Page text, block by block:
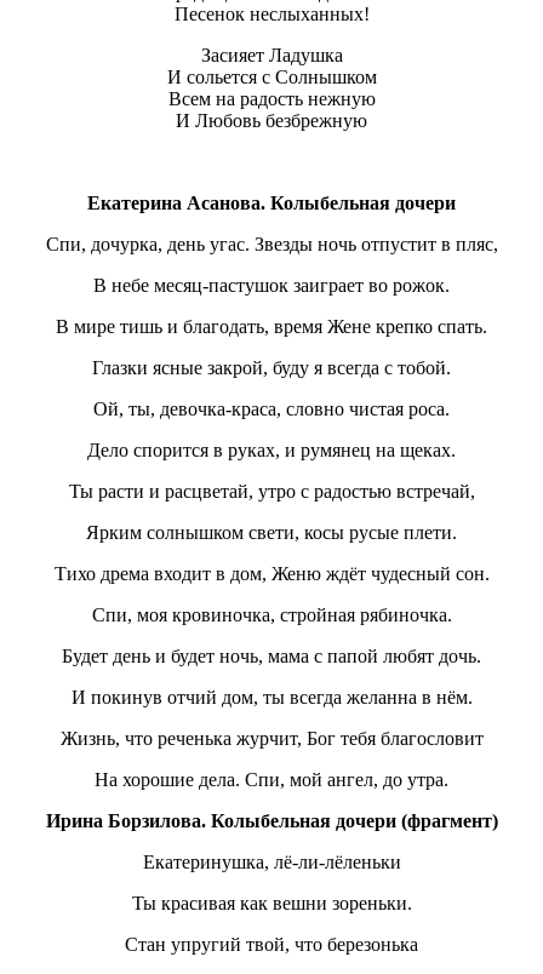
Песенок неслыханных!
Засияет Ладушка
И сольется с Солнышком
Всем на радость нежную
И Любовь безбрежную
Екатерина Асанова. Колыбельная дочери
Спи, дочурка, день угас. Звезды ночь отпустит в пляс,
В небе месяц-пастушок заиграет во рожок.
В мире тишь и благодать, время Жене крепко спать.
Глазки ясные закрой, буду я всегда с тобой.
Ой, ты, девочка-краса, словно чистая роса.
Дело спорится в руках, и румянец на щеках.
Ты расти и расцветай, утро с радостью встречай,
Ярким солнышком свети, косы русые плети.
Тихо дрема входит в дом, Женю ждёт чудесный сон.
Спи, моя кровиночка, стройная рябиночка.
Будет день и будет ночь, мама с папой любят дочь.
И покинув отчий дом, ты всегда желанна в нём.
Жизнь, что реченька журчит, Бог тебя благословит
На хорошие дела. Спи, мой ангел, до утра.
Ирина Борзилова. Колыбельная дочери (фрагмент)
Екатеринушка, лё-ли-лёленьки
Ты красивая как вешни зореньки.
Стан упругий твой, что березонька